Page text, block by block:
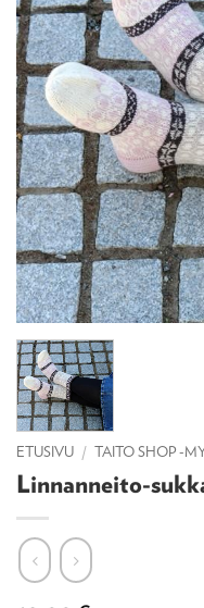
ETUSIVU / TAITO SHOP -
Linnanneito-